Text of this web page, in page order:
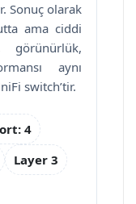
Sonuç olarak
ama ciddi
görünürlük,
aynı
switch’tir.
4
Layer 3